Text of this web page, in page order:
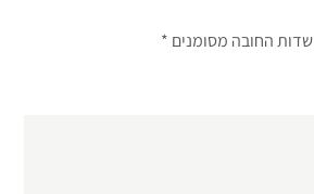
שדות החובה מסומנים *